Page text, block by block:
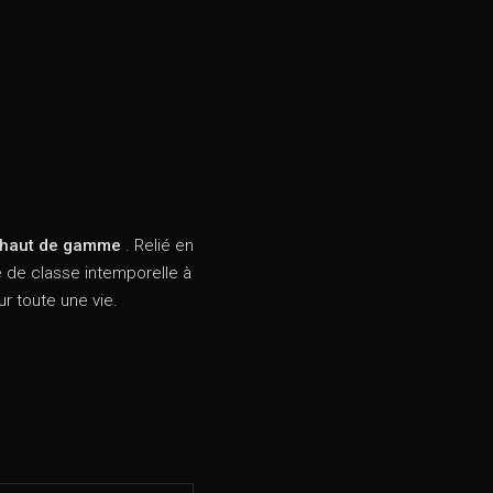
de gamme . Relié en
de classe intemporelle à
toute une vie.